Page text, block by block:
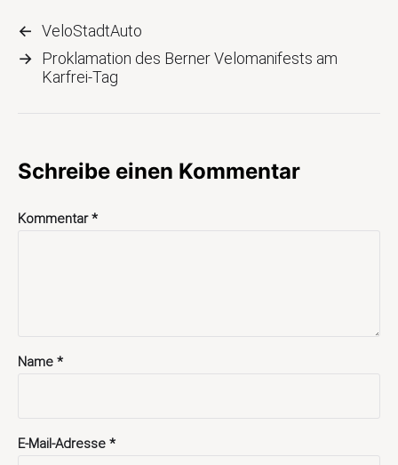
← VeloStadtAuto
→ Proklamation des Berner Velomanifests am
Karfrei-Tag
Schreibe einen Kommentar
Kommentar*
Name *
E-Mail-Adresse *